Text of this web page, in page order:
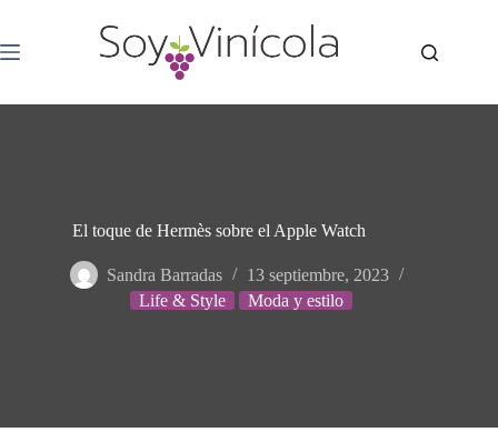
El toque de Hermès sobre el Apple Watch
Sandra Barradas
13 septiembre, 2023
Life & Style
Moda y estilo